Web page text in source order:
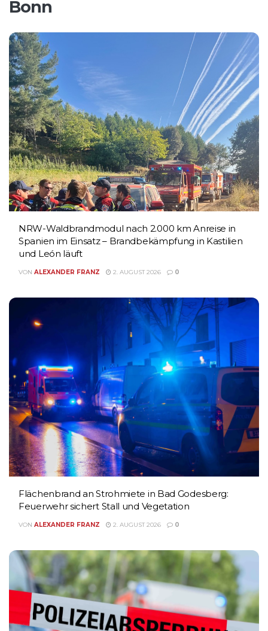
Bonn
NRW-Waldbrandmodul nach 2.000 km Anreise in
Spanien im Einsatz – Brandbekämpfung in Kastilien
und León läuft
VON ALEXANDER FRANZ 2. AUGUST 2026 0
Flächenbrand an Strohmiete in Bad Godesberg:
Feuerwehr sichert Stall und Vegetation
VON ALEXANDER FRANZ 2. AUGUST 2026 0